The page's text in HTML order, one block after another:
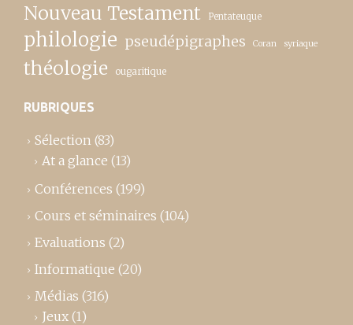
Nouveau Testament Pentateuque
philologie pseudépigraphes Coran syriaque
théologie ougaritique
RUBRIQUES
Sélection (83)
At a glance (13)
Conférences (199)
Cours et séminaires (104)
Evaluations (2)
Informatique (20)
Médias (316)
Jeux (1)